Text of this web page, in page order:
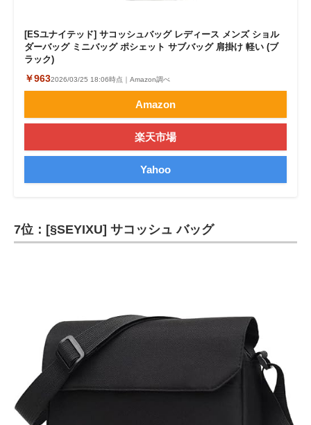
[ESユナイテッド] サコッシュバッグ レディース メンズ ショル
ダーバッグ ミニバッグ ポシェット サブバッグ 肩掛け 軽い (ブ
ラック)
￥9632026/03/25 18:06時点｜Amazon調べ
Amazon
楽天市場
Yahoo
7位：[§SEYIXU] サコッシュ バッグ